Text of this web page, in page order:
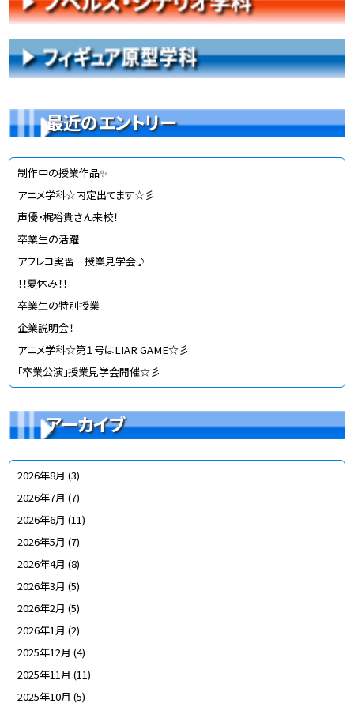
最近のエントリー
制作中の授業作品✨
アニメ学科☆内定出てます☆彡
声優・梶裕貴さん来校！
卒業生の活躍
アフレコ実習 授業見学会♪
！！夏休み！！
卒業生の特別授業
企業説明会！
アニメ学科☆第１号はLIAR GAME☆彡
「卒業公演」授業見学会開催☆彡
アーカイブ
2026年8月 (3)
2026年7月 (7)
2026年6月 (11)
2026年5月 (7)
2026年4月 (8)
2026年3月 (5)
2026年2月 (5)
2026年1月 (2)
2025年12月 (4)
2025年11月 (11)
2025年10月 (5)